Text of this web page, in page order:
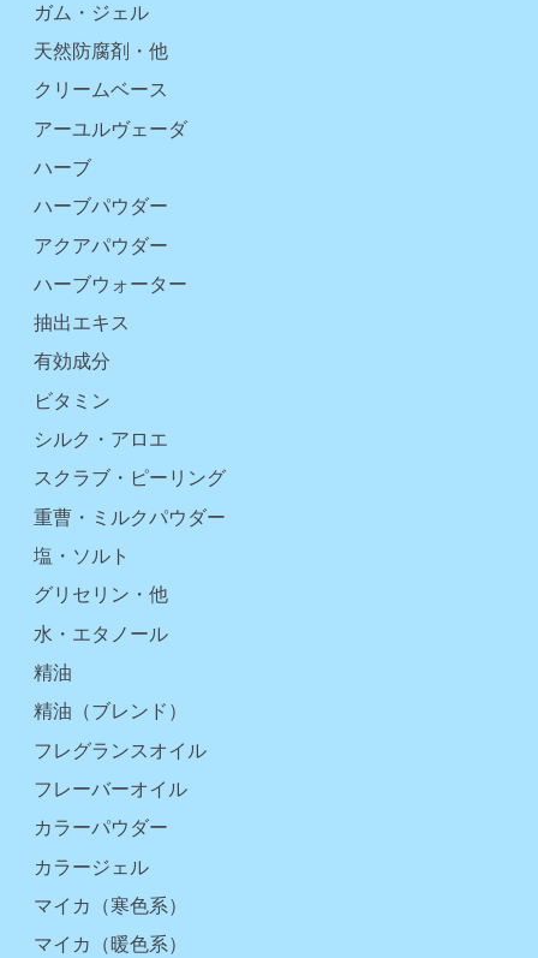
ガム・ジェル
天然防腐剤・他
クリームベース
アーユルヴェーダ
ハーブ
ハーブパウダー
アクアパウダー
ハーブウォーター
抽出エキス
有効成分
ビタミン
シルク・アロエ
スクラブ・ピーリング
重曹・ミルクパウダー
塩・ソルト
グリセリン・他
水・エタノール
精油
精油（ブレンド）
フレグランスオイル
フレーバーオイル
カラーパウダー
カラージェル
マイカ（寒色系）
マイカ（暖色系）